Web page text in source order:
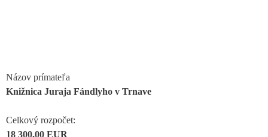
Názov prímateľa
Knižnica Juraja Fándlyho v Trnave
Celkový rozpočet:
18 300,00 EUR